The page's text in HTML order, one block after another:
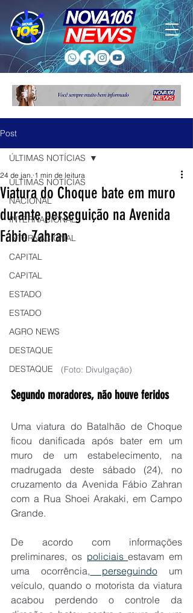
Post
ÚLTIMAS NOTÍCIAS
NACIONAL
INTERNACIONAL
INTERNACIONAL
CAPITAL
CAPITAL
ESTADO
ESTADO
AGRO NEWS
DESTAQUE
DESTAQUE
ÚLTIMAS NOTÍCIAS
Viatura do Choque bate em muro
durante perseguição na Avenida
Fábio Zahran
24 de jan. 1 min de leitura
(Foto: Divulgação)
Segundo moradores, não houve feridos
Uma viatura do Batalhão de Choque
ficou danificada após bater em um
muro de um estabelecimento, na
madrugada deste sábado (24), no
cruzamento da Avenida Fábio Zahran
com a Rua Shoei Arakaki, em Campo
Grande.
De acordo com informações
preliminares, os policiais estavam em
uma ocorrência, perseguindo um
veículo, quando o motorista da viatura
acabou perdendo o controle da